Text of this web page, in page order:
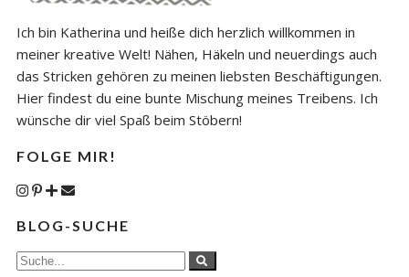
Ich bin Katherina und heiße dich herzlich willkommen in
meiner kreative Welt! Nähen, Häkeln und neuerdings auch
das Stricken gehören zu meinen liebsten Beschäftigungen.
Hier findest du eine bunte Mischung meines Treibens. Ich
wünsche dir viel Spaß beim Stöbern!
FOLGE MIR!
BLOG-SUCHE